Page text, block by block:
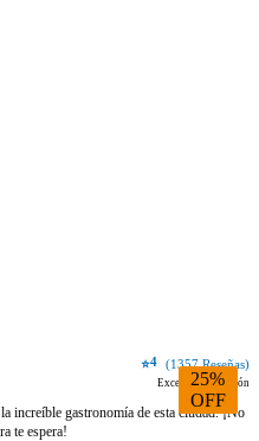
25%
OFF
⭐4 (1357 Reseñas)
Excelente ubicación
increíble gastronomía de esta ciudad. ¡No
te espera!